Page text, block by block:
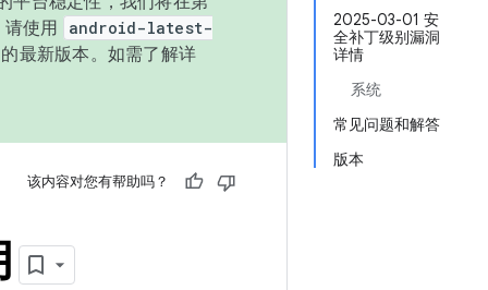
2025-03-01 安
全补丁级别漏洞
详情
系统
常见问题和解答
版本
使用
android-latest-
最新版本。如需了解详
该内容对您有帮助吗？